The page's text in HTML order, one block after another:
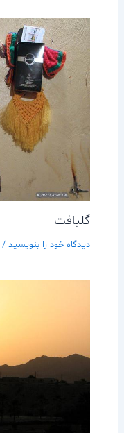
گلبافت
دیدگاه‌ خود را بنویسید /